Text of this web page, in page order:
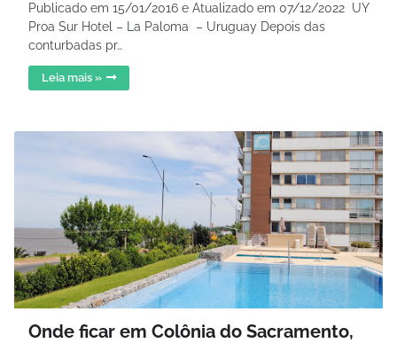
Publicado em 15/01/2016 e Atualizado em 07/12/2022 UY
Proa Sur Hotel – La Paloma – Uruguay Depois das
conturbadas pr…
Leia mais »
Onde ficar em Colônia do Sacramento,